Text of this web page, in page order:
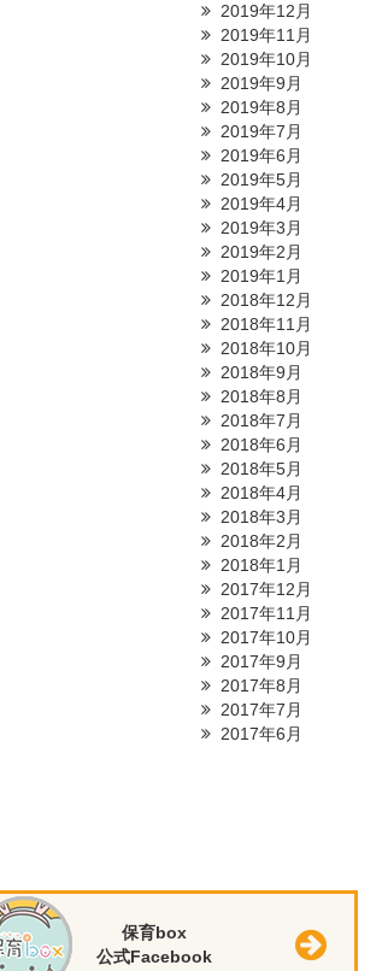
2019年12月
2019年11月
2019年10月
2019年9月
2019年8月
2019年7月
2019年6月
2019年5月
2019年4月
2019年3月
2019年2月
2019年1月
2018年12月
2018年11月
2018年10月
2018年9月
2018年8月
2018年7月
2018年6月
2018年5月
2018年4月
2018年3月
2018年2月
2018年1月
2017年12月
2017年11月
2017年10月
2017年9月
2017年8月
2017年7月
2017年6月
保育box
公式Facebook